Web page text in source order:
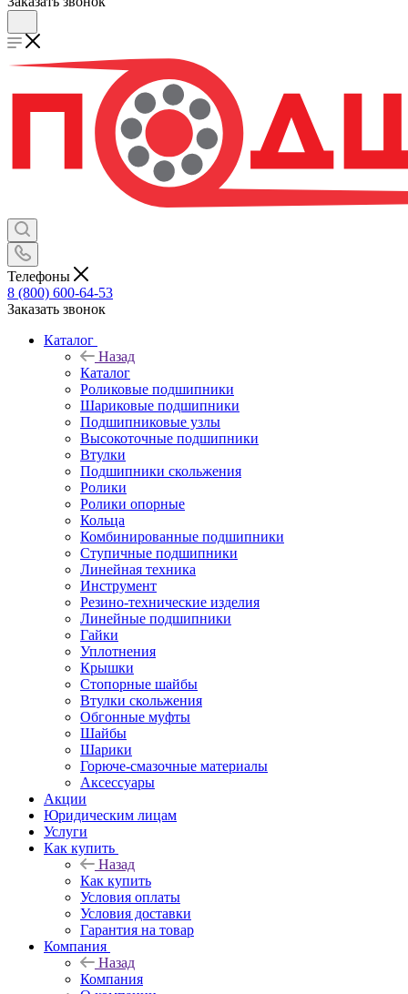
Телефоны
8 (800) 600-64-53
Заказать звонок
Каталог
Назад
Каталог
Роликовые подшипники
Шариковые подшипники
Подшипниковые узлы
Высокоточные подшипники
Втулки
Подшипники скольжения
Ролики
Ролики опорные
Кольца
Комбинированные подшипники
Ступичные подшипники
Линейная техника
Инструмент
Резино-технические изделия
Линейные подшипники
Гайки
Уплотнения
Крышки
Стопорные шайбы
Втулки скольжения
Обгонные муфты
Шайбы
Шарики
Горюче-смазочные материалы
Аксессуары
Акции
Юридическим лицам
Услуги
Как купить
Назад
Как купить
Условия оплаты
Условия доставки
Гарантия на товар
Компания
Назад
Компания